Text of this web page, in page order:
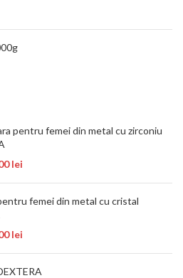
pentru femei din metal cu zirconiu
lei
femei din metal cu cristal
lei